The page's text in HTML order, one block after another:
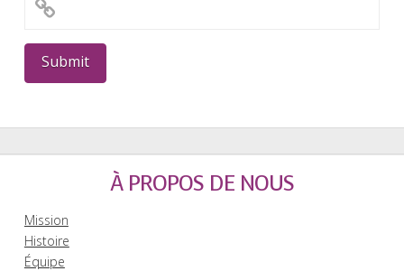
À PROPOS DE NOUS
Mission
Histoire
Équipe